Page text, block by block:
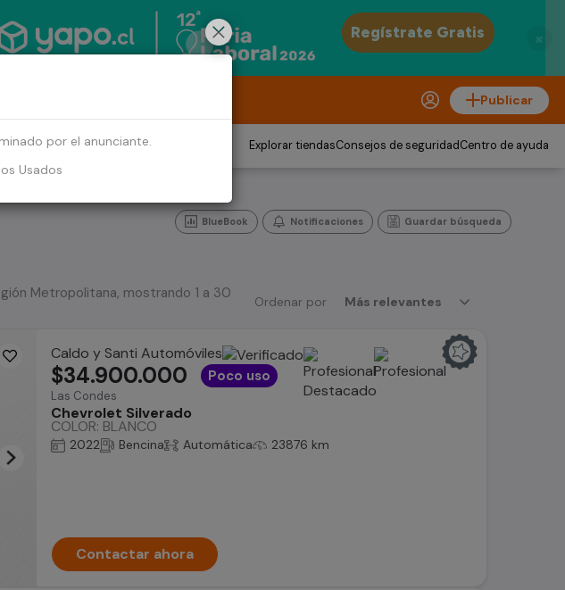
×
Publicar
Explorar tiendasConsejos de seguridadCentro de ayuda
BlueBook Notificaciones Guardar búsqueda
Ordenar por Más relevantes
Metropolitana, mostrando 1 a 30
Caldo y Santi Automóviles
Las Condes
Chevrolet Silverado
COLOR: BLANCO
$34.900.000 Poco uso
2022 Bencina Automática 23876 km
Contactar ahora
por el anunciante.
Usados